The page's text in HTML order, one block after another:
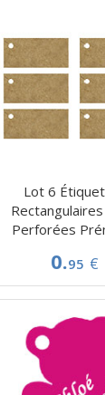
Lot 6
Perforées
0.95 €